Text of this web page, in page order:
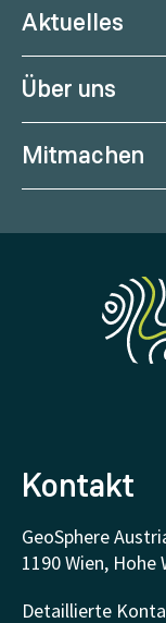
Aktuelles Wetter
Wetterprognose
Gesundheitswetter
Aktuelles
News
Kalender
Über uns
Management
Medien
Kontakt und
Forschung und
Downloads
Zertifikate und
FAQ - Häufig
Forschung
Mitmachen
Erdbeben
Phenowatch.at
Kontakt
GeoSphere
1190 Wien, Hohe
Detaillierte